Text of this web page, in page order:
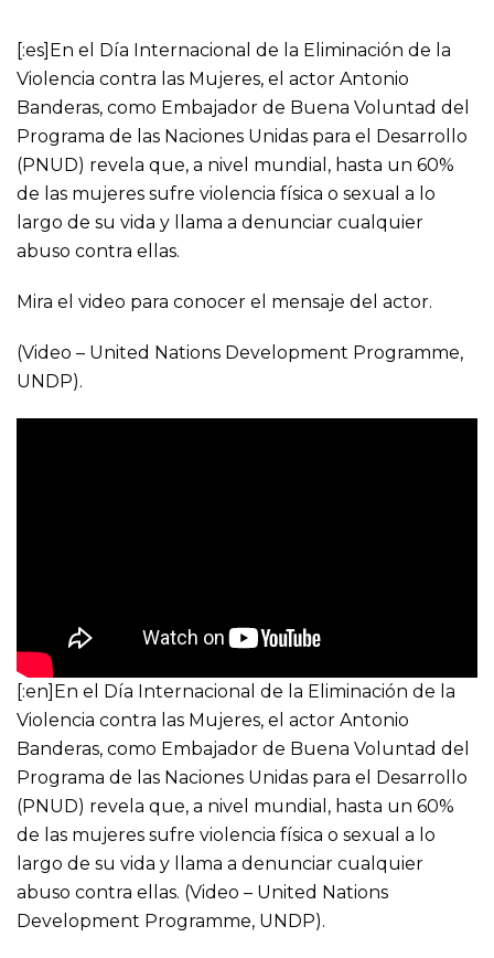
[:es]En el Día Internacional de la Eliminación de la
Violencia contra las Mujeres, el actor Antonio
Banderas, como Embajador de Buena Voluntad del
Programa de las Naciones Unidas para el Desarrollo
(PNUD) revela que, a nivel mundial, hasta un 60%
de las mujeres sufre violencia física o sexual a lo
largo de su vida y llama a denunciar cualquier
abuso contra ellas.
Mira el video para conocer el mensaje del actor.
(Video – United Nations Development Programme,
UNDP).
[:en]En el Día Internacional de la Eliminación de la
Violencia contra las Mujeres, el actor Antonio
Banderas, como Embajador de Buena Voluntad del
Programa de las Naciones Unidas para el Desarrollo
(PNUD) revela que, a nivel mundial, hasta un 60%
de las mujeres sufre violencia física o sexual a lo
largo de su vida y llama a denunciar cualquier
abuso contra ellas. (Video – United Nations
Development Programme, UNDP).